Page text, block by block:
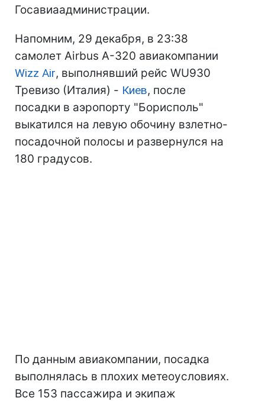
Госавиаадминистрации.
Напомним, 29 декабря, в 23:38
самолет Airbus А-320 авиакомпании
Wizz Air, выполнявший рейс WU930
Тревизо (Италия) - Киев, после
посадки в аэропорту "Борисполь"
выкатился на левую обочину взлетно-
посадочной полосы и развернулся на
180 градусов.
По данным авиакомпании, посадка
выполнялась в плохих метеоусловиях.
Все 153 пассажира и экипаж